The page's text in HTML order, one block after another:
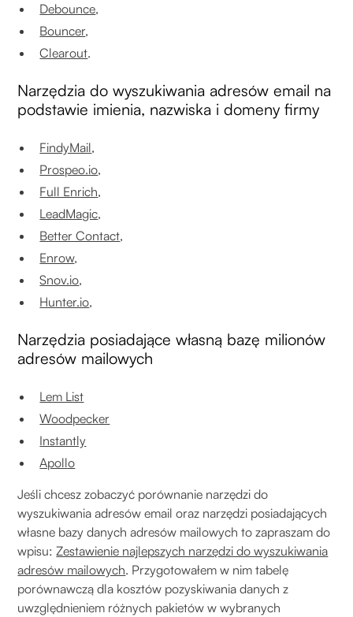
Debounce,
Bouncer,
Clearout.
Narzędzia do wyszukiwania adresów email na
podstawie imienia, nazwiska i domeny firmy
FindyMail,
Prospeo.io,
Full Enrich,
LeadMagic,
Better Contact,
Enrow,
Snov.io,
Hunter.io,
Narzędzia posiadające własną bazę milionów
adresów mailowych
Lem List
Woodpecker
Instantly
Apollo
Jeśli chcesz zobaczyć porównanie narzędzi do
wyszukiwania adresów email oraz narzędzi posiadających
własne bazy danych adresów mailowych to zapraszam do
wpisu:Zestawienie najlepszych narzędzi do wyszukiwania
adresów mailowych. Przygotowałem w nim tabelę
porównawczą dla kosztów pozyskiwania danych z
uwzględnieniem różnych pakietów w wybranych